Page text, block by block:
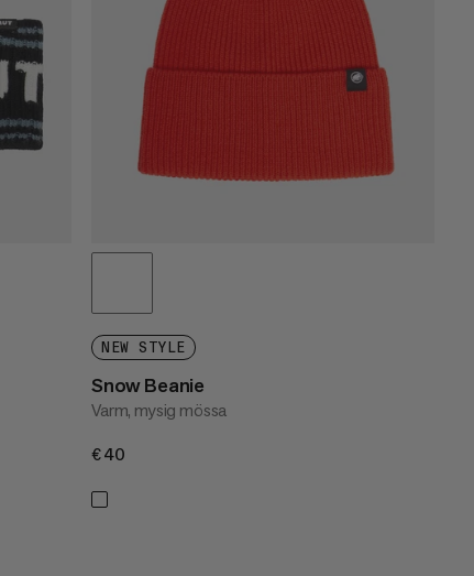
NEW STYLE
Snow Beanie
Varm, mysig mössa
€40